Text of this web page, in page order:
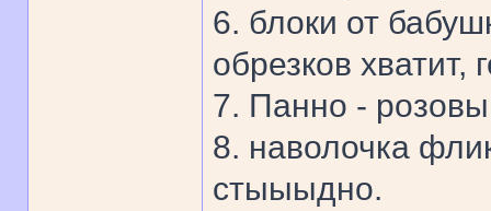
6. блоки от
обрезков хватит,
7. Панно -
8. наволочка
стыыыдно.